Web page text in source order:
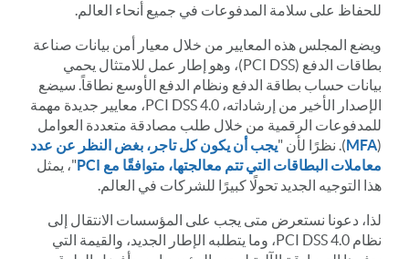
للحفاظ على سلامة المدفوعات في جميع أنحاء العالم.
ويضع المجلس هذه المعايير من خلال معيار أمن بيانات صناعة
بطاقات الدفع (PCI DSS)، وهو إطار عمل للامتثال يحمي
بيانات حساب بطاقة الدفع ونظام الدفع الأوسع نطاقاً. سيضع
الإصدار الأخير من إرشاداته، PCI DSS 4.0، معايير جديدة مهمة
للمدفوعات الرقمية من خلال طلب مصادقة متعددة العوامل
(
MFA). نظرًا لأن "يجب أن يكون كل تاجر، بغض النظر عن عدد
معاملات البطاقات التي تتم معالجتها، متوافقًا مع PCI
"، يمثل
هذا التوجيه الجديد تحولًا كبيرًا للشركات في العالم.
لذا، دعونا نستعرض متى يجب على المؤسسات الانتقال إلى
نظام PCI DSS 4.0، وما يتطلبه الإطار الجديد، والقيمة التي